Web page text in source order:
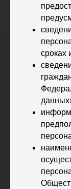
сроках